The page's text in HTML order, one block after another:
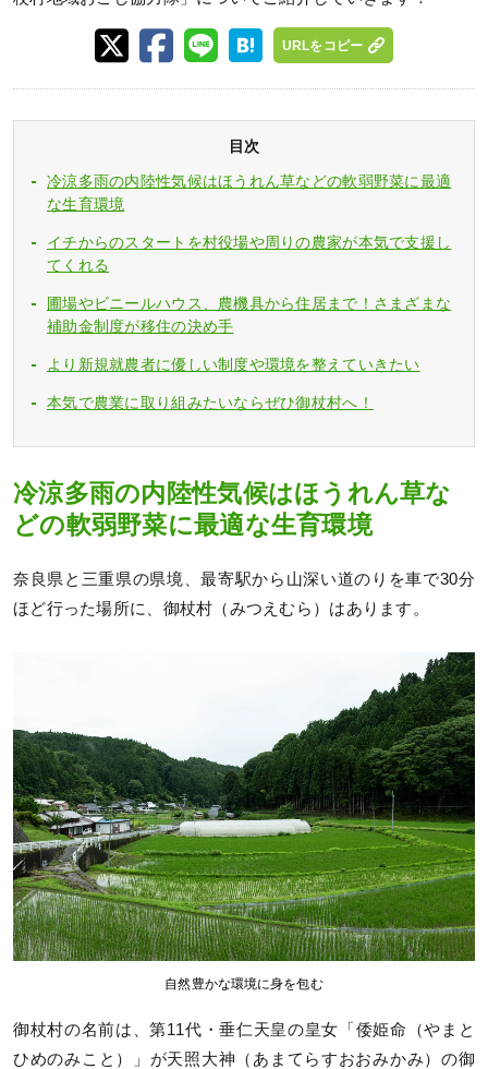
URLをコピー
目次
冷涼多雨の内陸性気候はほうれん草などの軟弱野菜に最適
な生育環境
イチからのスタートを村役場や周りの農家が本気で支援し
てくれる
圃場やビニールハウス、農機具から住居まで！さまざまな
補助金制度が移住の決め手
より新規就農者に優しい制度や環境を整えていきたい
本気で農業に取り組みたいならぜひ御杖村へ！
冷涼多雨の内陸性気候はほうれん草な
どの軟弱野菜に最適な生育環境
奈良県と三重県の県境、最寄駅から山深い道のりを車で30分
ほど行った場所に、御杖村（みつえむら）はあります。
自然豊かな環境に身を包む
御杖村の名前は、第11代・垂仁天皇の皇女「倭姫命（やまと
ひめのみこと）」が天照大神（あまてらすおおみかみ）の御